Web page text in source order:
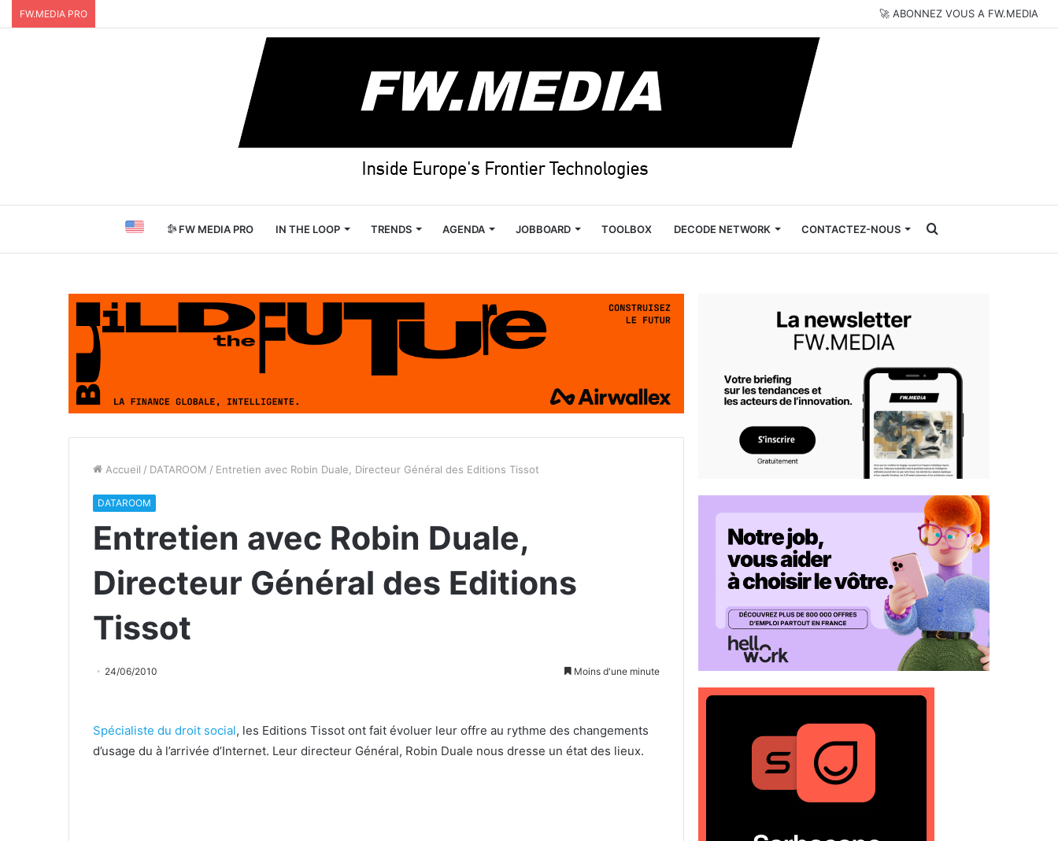
FW.MEDIA PRO 🚀 ABONNEZ VOUS A FW.MEDIA
FW MEDIA PRO IN THE LOOP TRENDS AGENDA JOBBOARD TOOLBOX DECODE NETWORK CONTACTEZ-NOUS Rechercher
Accueil / DATAROOM / Entretien avec Robin Duale, Directeur Général des Editions Tissot
DATAROOM
Entretien avec Robin Duale,
Directeur Général des Editions
Tissot
24/06/2010 Moins d'une minute
Spécialiste du droit social, les Editions Tissot ont fait évoluer leur offre au rythme des changements
d’usage du à l’arrivée d’Internet. Leur directeur Général, Robin Duale nous dresse un état des lieux.